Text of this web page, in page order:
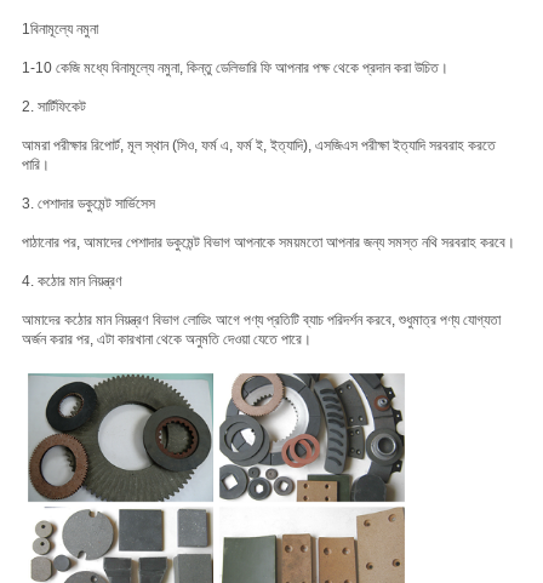
1বিনামূল্যে নমুনা
1-10 কেজি মধ্যে বিনামূল্যে নমুনা, কিন্তু ডেলিভারি ফি আপনার পক্ষ থেকে প্রদান করা উচিত।
2. সার্টিফিকেট
আমরা পরীক্ষার রিপোর্ট, মূল স্থান (সিও, ফর্ম এ, ফর্ম ই, ইত্যাদি), এসজিএস পরীক্ষা ইত্যাদি সরবরাহ করতে
পারি।
3. পেশাদার ডকুমেন্ট সার্ভিসেস
পাঠানোর পর, আমাদের পেশাদার ডকুমেন্ট বিভাগ আপনাকে সময়মতো আপনার জন্য সমস্ত নথি সরবরাহ করবে।
4. কঠোর মান নিয়ন্ত্রণ
আমাদের কঠোর মান নিয়ন্ত্রণ বিভাগ লোডিং আগে পণ্য প্রতিটি ব্যাচ পরিদর্শন করবে, শুধুমাত্র পণ্য যোগ্যতা
অর্জন করার পর, এটা কারখানা থেকে অনুমতি দেওয়া যেতে পারে।